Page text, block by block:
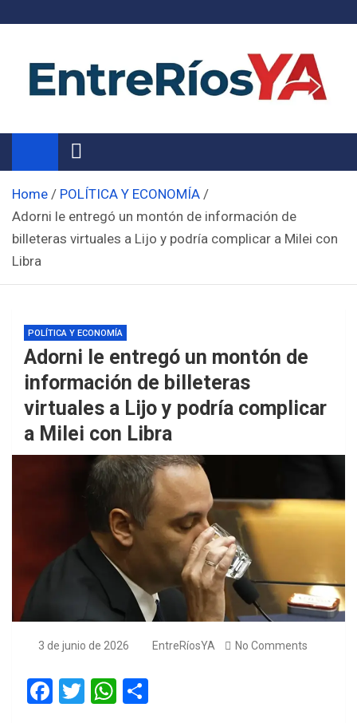
Noticias de Entre Ríos
Información de toda la provincia ahora
Home
POLÍTICA Y ECONOMÍA
Adorni le entregó un montón de información de
billeteras virtuales a Lijo y podría complicar a Milei con
Libra
POLÍTICA Y ECONOMÍA
Adorni le entregó un montón de
información de billeteras
virtuales a Lijo y podría complicar
a Milei con Libra
3 de junio de 2026 EntreRíosYA No Comments
F
T
W